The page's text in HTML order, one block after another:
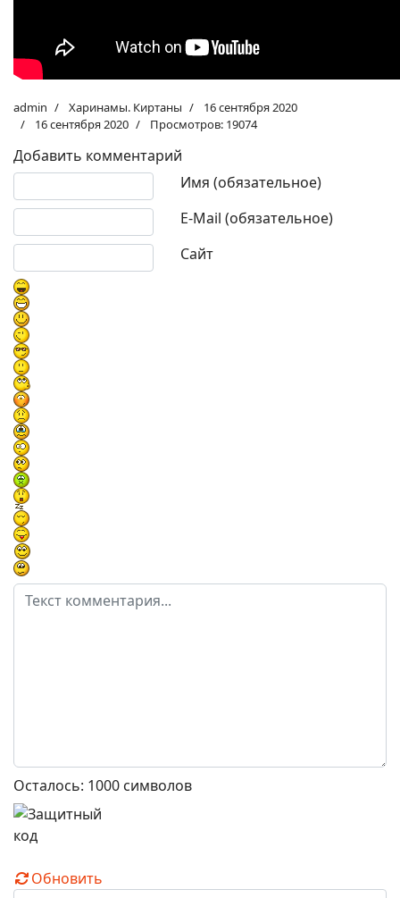
admin Харинамы. Киртаны
16 сентября 2020
16 сентября 2020
Просмотров: 19074
Добавить комментарий
Имя (обязательное)
E-Mail (обязательное)
Сайт
Текст комментария
Осталось: 1000 символов
Обновить